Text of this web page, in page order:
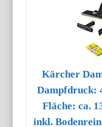
Kärcher
Dampfdruck:
Fläche: ca.
inkl.